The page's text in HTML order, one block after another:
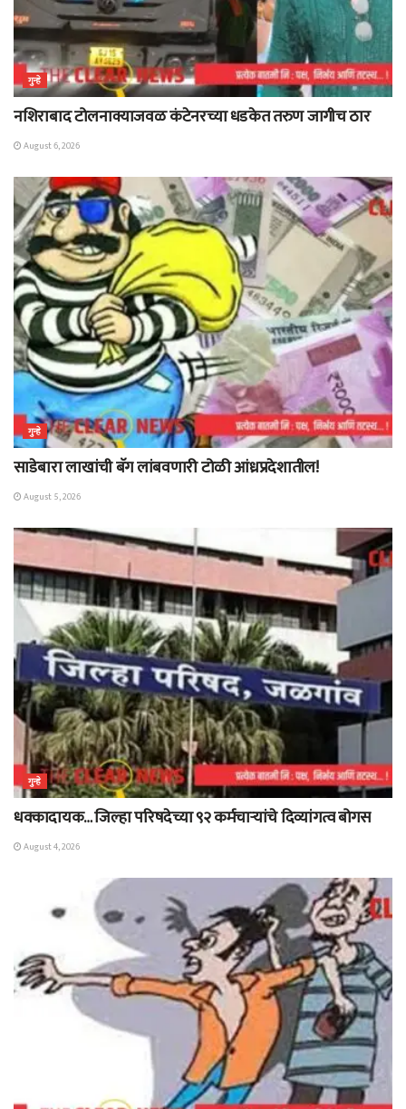
गुन्हे
नशिराबाद टोलनाक्याजवळ कंटेनरच्या धडकेत तरुण जागीच ठार
August 6, 2026
गुन्हे
साडेबारा लाखांची बॅग लांबवणारी टोळी आंध्रप्रदेशातील!
August 5, 2026
गुन्हे
धक्कादायक… जिल्हा परिषदेच्या ९२ कर्मचाऱ्यांचे दिव्यांगत्व बोगस
August 4, 2026